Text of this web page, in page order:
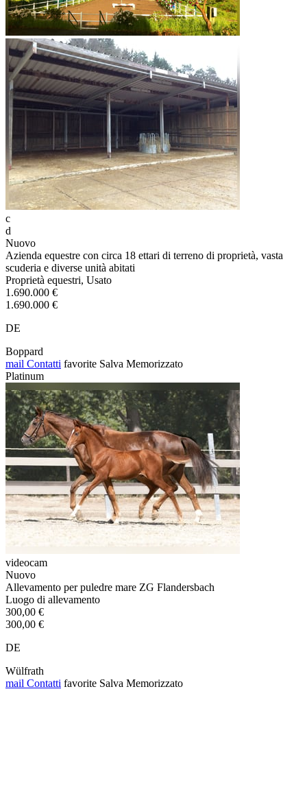
c
d
Nuovo
Azienda equestre con circa 18 ettari di terreno di proprietà, vasta
scuderia e diverse unità abitati
Proprietà equestri, Usato
1.690.000 €
1.690.000 €
DE
Boppard
mail Contatti favorite Salva Memorizzato
Platinum
videocam
Nuovo
Allevamento per puledre mare ZG Flandersbach
Luogo di allevamento
300,00 €
300,00 €
DE
Wülfrath
mail Contatti favorite Salva Memorizzato